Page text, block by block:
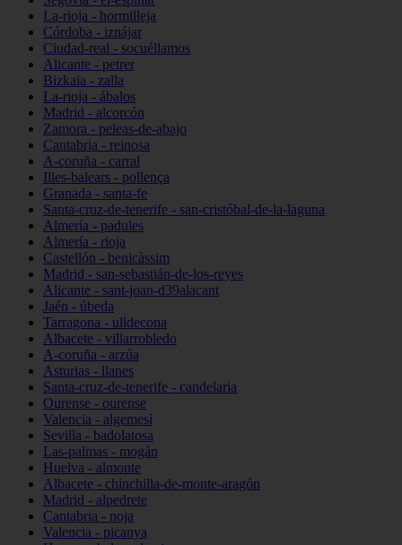
La-rioja - hormilleja
Córdoba - iznájar
Ciudad-real - socuéllamos
Alicante - petrer
Bizkaia - zalla
La-rioja - ábalos
Madrid - alcorcón
Zamora - peleas-de-abajo
Cantabria - reinosa
A-coruña - carral
Illes-balears - pollença
Granada - santa-fe
Santa-cruz-de-tenerife - san-cristóbal-de-la-laguna
Almería - padules
Almería - rioja
Castellón - benicàssim
Madrid - san-sebastián-de-los-reyes
Alicante - sant-joan-d39alacant
Jaén - úbeda
Tarragona - ulldecona
Albacete - villarrobledo
A-coruña - arzúa
Asturias - llanes
Santa-cruz-de-tenerife - candelaria
Ourense - ourense
Valencia - algemesí
Sevilla - badolatosa
Las-palmas - mogán
Huelva - almonte
Albacete - chinchilla-de-monte-aragón
Madrid - alpedrete
Cantabria - noja
Valencia - picanya